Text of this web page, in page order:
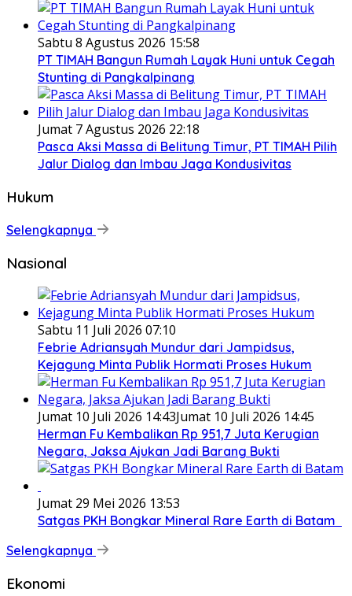
Sabtu 8 Agustus 2026 15:58
PT TIMAH Bangun Rumah Layak Huni untuk Cegah
Stunting di Pangkalpinang
Jumat 7 Agustus 2026 22:18
Pasca Aksi Massa di Belitung Timur, PT TIMAH Pilih
Jalur Dialog dan Imbau Jaga Kondusivitas
Hukum
Selengkapnya
Nasional
Sabtu 11 Juli 2026 07:10
Febrie Adriansyah Mundur dari Jampidsus,
Kejagung Minta Publik Hormati Proses Hukum
Jumat 10 Juli 2026 14:43Jumat 10 Juli 2026 14:45
Herman Fu Kembalikan Rp 951,7 Juta Kerugian
Negara, Jaksa Ajukan Jadi Barang Bukti
Jumat 29 Mei 2026 13:53
Satgas PKH Bongkar Mineral Rare Earth di Batam
Selengkapnya
Ekonomi